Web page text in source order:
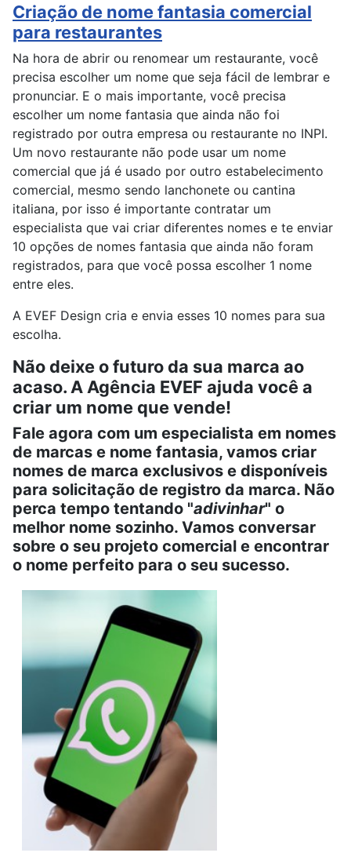
Criação de nome fantasia comercial
para restaurantes
Na hora de abrir ou renomear um restaurante, você
precisa escolher um nome que seja fácil de lembrar e
pronunciar. E o mais importante, você precisa
escolher um nome fantasia que ainda não foi
registrado por outra empresa ou restaurante no INPI.
Um novo restaurante não pode usar um nome
comercial que já é usado por outro estabelecimento
comercial, mesmo sendo lanchonete ou cantina
italiana, por isso é importante contratar um
especialista que vai criar diferentes nomes e te enviar
10 opções de nomes fantasia que ainda não foram
registrados, para que você possa escolher 1 nome
entre eles.
A EVEF Design cria e envia esses 10 nomes para sua
escolha.
Não deixe o futuro da sua marca ao
acaso. A Agência EVEF ajuda você a
criar um nome que vende!
Fale agora com um especialista em nomes
de marcas e nome fantasia, vamos criar
nomes de marca exclusivos e disponíveis
para solicitação de registro da marca. Não
perca tempo tentando "adivinhar" o
melhor nome sozinho. Vamos conversar
sobre o seu projeto comercial e encontrar
o nome perfeito para o seu sucesso.